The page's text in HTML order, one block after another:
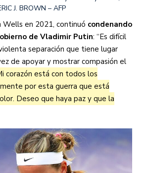
J. BROWN – AFP
Wells en 2021, continuó condenando
de Vladimir Putin: “Es difícil
separación que tiene lugar
de apoyar y mostrar compasión el
corazón está con todos los
por esta guerra que está
Deseo que haya paz y que la